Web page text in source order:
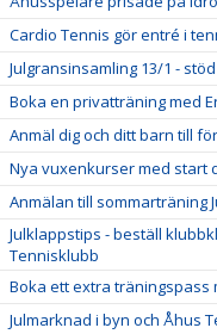
Cardio Tennis gör entré i
Julgransinsamling 13/1 -
Boka en privatträning med
Anmäl dig och ditt barn till
Nya vuxenkurser med start
Anmälan till sommarträning
Julklappstips - beställ
Tennisklubb
Boka ett extra träningspass
Julmarknad i byn och Åhus